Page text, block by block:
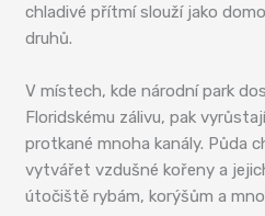
chladivé přítmí slouží jako
druhů.
V místech, kde národní park
Floridskému zálivu, pak
protkané mnoha kanály. Půda
vytvářet vzdušné kořeny a
útočiště rybám, korýšům a